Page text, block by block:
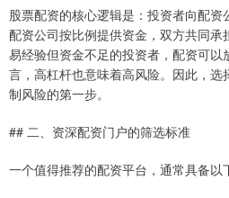
股票配资的核心逻辑是：投资者向配资
配资公司按比例提供资金，双方共同
易经验但资金不足的投资者，配资可
言，高杠杆也意味着高风险。因此，
制风险的第一步。
## 二、资深配资门户的筛选标准
一个值得推荐的配资平台，通常具备以